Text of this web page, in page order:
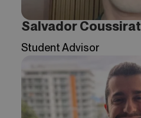
Salvador Coussirat
Student Advisor